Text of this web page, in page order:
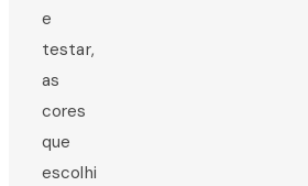
e
testar,
as
cores
que
escolhi